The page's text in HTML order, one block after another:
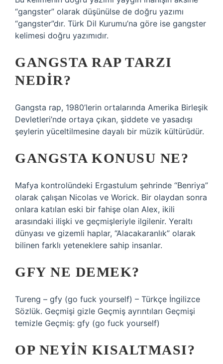
“gangster” olarak düşünülse de doğru yazımı
“gangster”dır. Türk Dil Kurumu’na göre ise gangster
kelimesi doğru yazımıdır.
GANGSTA RAP TARZI
NEDIR?
Gangsta rap, 1980’lerin ortalarında Amerika Birleşik
Devletleri’nde ortaya çıkan, şiddete ve yasadışı
şeylerin yüceltilmesine dayalı bir müzik kültürüdür.
GANGSTA KONUSU NE?
Mafya kontrolündeki Ergastulum şehrinde “Benriya”
olarak çalışan Nicolas ve Worick. Bir olaydan sonra
onlara katılan eski bir fahişe olan Alex, ikili
arasındaki ilişki ve geçmişleriyle ilgilenir. Yeraltı
dünyası ve gizemli haplar, “Alacakaranlık” olarak
bilinen farklı yeteneklere sahip insanlar.
GFY NE DEMEK?
Tureng – gfy (go fuck yourself) – Türkçe İngilizce
Sözlük. Geçmişi gizle Geçmiş ayrıntıları Geçmişi
temizle Geçmiş: gfy (go fuck yourself)
OP NEYIN KISALTMASI?